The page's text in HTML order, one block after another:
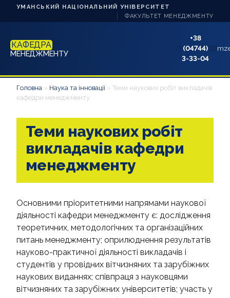
УМАНСЬКИЙ НАЦІОНАЛЬНИЙ УНІВЕРСИТЕТ
ФАКУЛЬТЕТ МЕНЕДЖМЕНТУ
КАФЕДРА
МЕНЕДЖМЕНТУ
+38
(04744)
3-33-04
НОВИНИ
СТУДЕНТУ
АБІТУРІЄНТУ
НАУКА ТА ІННОВАЦІЇ
АКРЕДИТАЦІЯ
КОНТАКТИ
Головна » Наука та інновації » Теми наукових робіт викладачів
кафедри менеджменту
Теми наукових робіт
викладачів кафедри
менеджменту
Основними пріоритетними напрямами наукової
діяльності кафедри менеджменту є: дослідження
теоретичних, методологічних та організаційних
питань менеджменту; оприлюднення результатів
науково-практичної діяльності викладачів і
студентів у провідних вітчизняних та зарубіжних
наукових виданнях; співпраця з науковцями
вітчизняних та зарубіжних університетів; участь у